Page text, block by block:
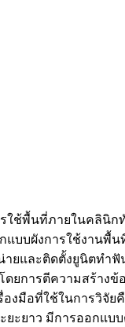
ใช้พื้นที่ภายในคลินิ
บบผังการใช้งาน
และติดตั้งยูนิตทำ
การตีความสร้าง
งมือที่ใช้ในการวิจั
ะยาว มีการออกแ